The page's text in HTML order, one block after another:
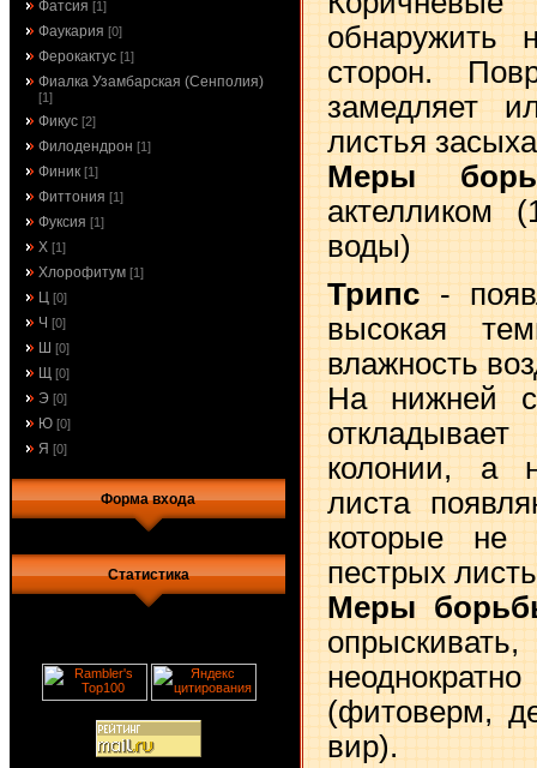
Фатсия [1]
Фаукария [0]
Ферокактус [1]
Фиалка Узамбарская (Сенполия)
[1]
Фикус [2]
Филодендрон [1]
Финик [1]
Фиттония [1]
Фуксия [1]
Х [1]
Хлорофитум [1]
Ц [0]
Ч [0]
Ш [0]
Щ [0]
Э [0]
Ю [0]
Я [0]
Форма входа
Статистика
обнаружить
сторон.
замедляет
листья
Меры
актелликом
воды)
Трипс -
высокая
влажность
На нижней
колонии, а
листа
которые не
пестрых
Меры
(фитоверм,
вир).